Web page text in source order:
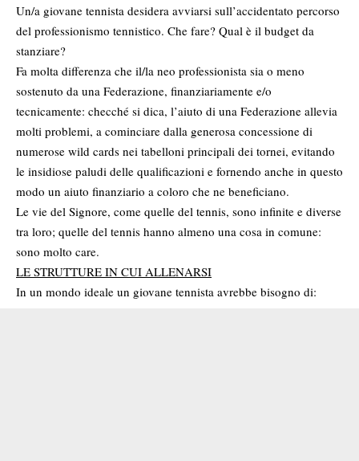
Un/a giovane tennista desidera avviarsi sull’accidentato percorso
del professionismo tennistico. Che fare? Qual è il budget da
stanziare?
Fa molta differenza che il/la neo professionista sia o meno
sostenuto da una Federazione, finanziariamente e/o
tecnicamente: checché si dica, l’aiuto di una Federazione allevia
molti problemi, a cominciare dalla generosa concessione di
numerose wild cards nei tabelloni principali dei tornei, evitando
le insidiose paludi delle qualificazioni e fornendo anche in questo
modo un aiuto finanziario a coloro che ne beneficiano.
Le vie del Signore, come quelle del tennis, sono infinite e diverse
tra loro; quelle del tennis hanno almeno una cosa in comune:
sono molto care.
LE STRUTTURE IN CUI ALLENARSI
In un mondo ideale un giovane tennista avrebbe bisogno di: